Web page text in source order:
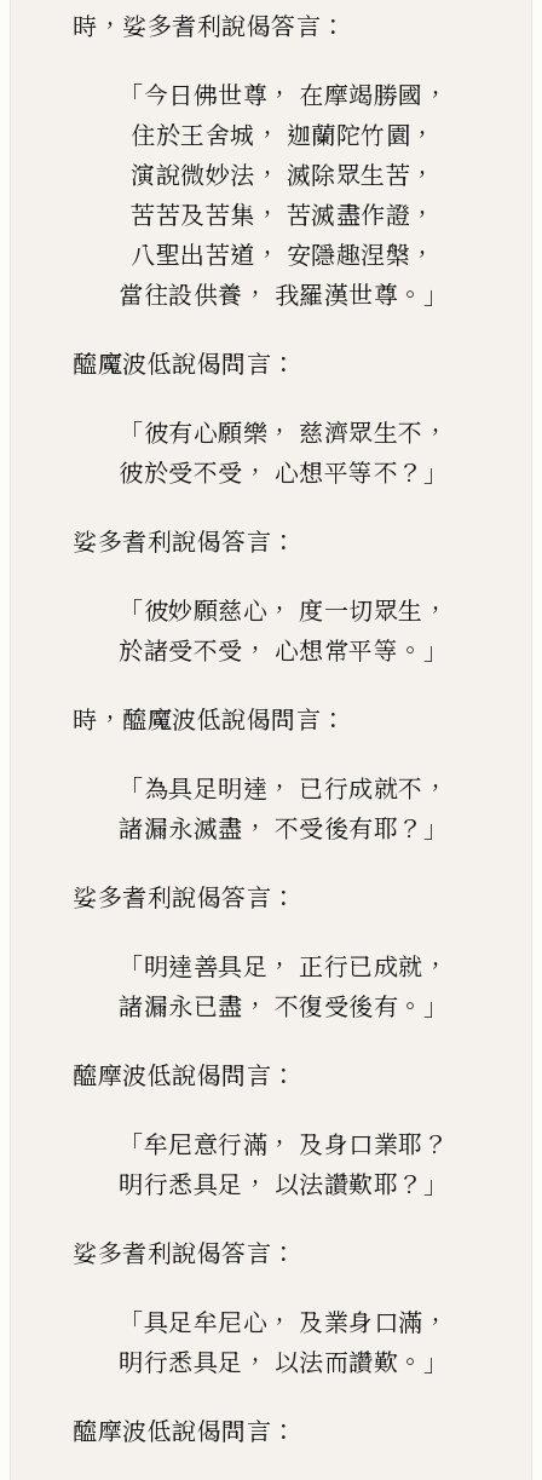
時 ， 娑多耆利說偈答言 ：
「今日佛世尊 ， 在摩竭勝國 ，
住於王舍城 ， 迦蘭陀竹園 ，
演說微妙法 ， 滅除眾生苦 ，
苦苦及苦集 ， 苦滅盡作證 ，
八聖出苦道 ， 安隱趣涅槃 ，
當往設供養 ， 我羅漢世尊 。」
醯魔波低說偈問言 ：
「彼有心願樂 ， 慈濟眾生不 ，
彼於受不受 ， 心想平等不 ？」
娑多耆利說偈答言 ：
「彼妙願慈心 ， 度一切眾生 ，
於諸受不受 ， 心想常平等 。」
時 ， 醯魔波低說偈問言 ：
「為具足明達 ， 已行成就不 ，
諸漏永滅盡 ， 不受後有耶 ？」
娑多耆利說偈答言 ：
「明達善具足 ， 正行已成就 ，
諸漏永已盡 ， 不復受後有 。」
醯摩波低說偈問言 ：
「牟尼意行滿 ， 及身口業耶 ？
明行悉具足 ， 以法讚歎耶 ？」
娑多耆利說偈答言 ：
「具足牟尼心 ， 及業身口滿 ，
明行悉具足 ， 以法而讚歎 。」
醯摩波低說偈問言 ：